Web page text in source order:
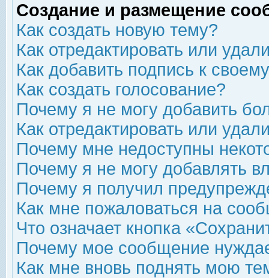
Создание и размещение
Как создать новую тему?
Как отредактировать или
Как добавить подпись к
Как создать голосование?
Почему я не могу добавить
Как отредактировать или
Почему мне недоступны
Почему я не могу добавлять
Почему я получил
Как мне пожаловаться на
Что означает кнопка
Почему мое сообщение
Как мне вновь поднять мою